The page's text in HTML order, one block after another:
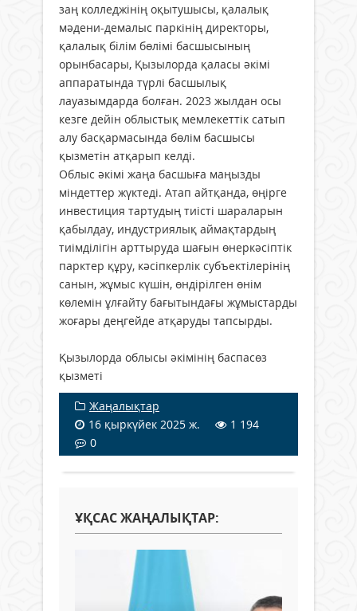
заң колледжінің оқытушысы, қалалық
мәдени-демалыс паркінің директоры,
қалалық білім бөлімі басшысының
орынбасары, Қызылорда қаласы әкімі
аппаратында түрлі басшылық
лауазымдарда болған. 2023 жылдан осы
кезге дейін облыстық мемлекеттік сатып
алу басқармасында бөлім басшысы
қызметін атқарып келді.
Облыс әкімі жаңа басшыға маңызды
міндеттер жүктеді. Атап айтқанда, өңірге
инвестиция тартудың тиісті шараларын
қабылдау, индустриялық аймақтардың
тиімділігін арттыруда шағын өнеркәсіптік
парктер құру, кәсіпкерлік субъектілерінің
санын, жұмыс күшін, өндірілген өнім
көлемін ұлғайту бағытындағы жұмыстарды
жоғары деңгейде атқаруды тапсырды.
Қызылорда облысы әкімінің баспасөз
қызметі
Жаңалықтар
16 қыркүйек 2025 ж.
1 194
0
ҰҚСАС ЖАҢАЛЫҚТАР: